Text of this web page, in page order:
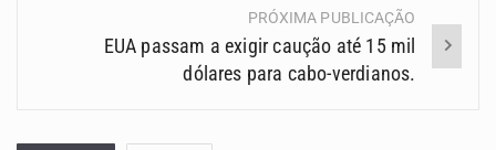
PRÓXIMA PUBLICAÇÃO
EUA passam a exigir caução até 15 mil
dólares para cabo-verdianos.